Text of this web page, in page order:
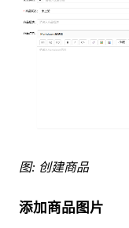
图: 创建商品
添加商品图片